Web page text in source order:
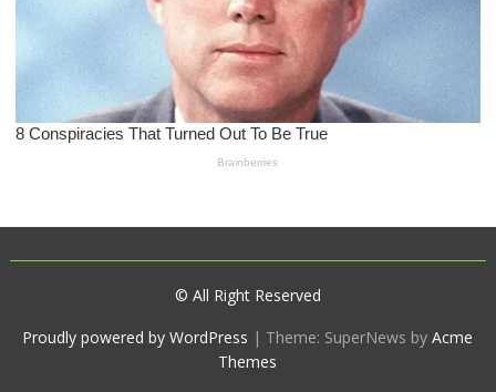
© All Right Reserved
Proudly powered by WordPress | Theme: SuperNews byAcme
Themes